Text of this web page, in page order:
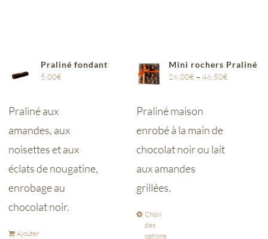
Praliné fondant
5,00€
Praliné aux
amandes, aux
noisettes et aux
éclats de nougatine,
enrobage au
chocolat noir.
Ajouter
Mini rochers Praliné
26,00€ – 46,50€
Praliné maison
enrobé à la main de
chocolat noir ou lait
aux amandes
grillées.
Choix
des
options